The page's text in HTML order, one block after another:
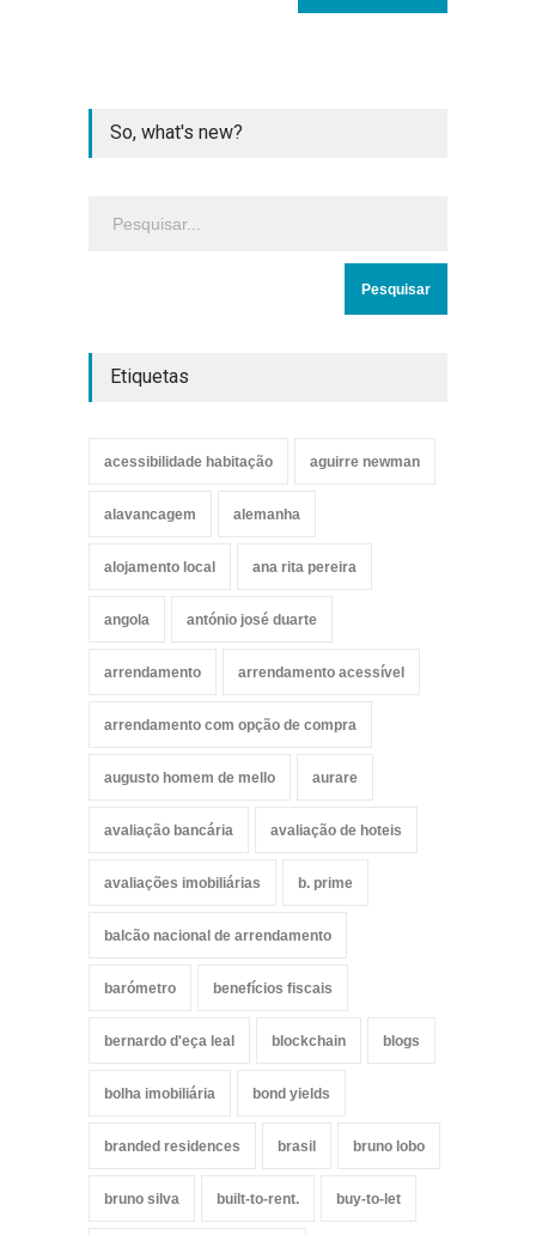
So, what's new?
Etiquetas
acessibilidade habitação aguirre newman
alavancagem alemanha
alojamento local ana rita pereira
angola antónio josé duarte
arrendamento arrendamento acessível
arrendamento com opção de compra
augusto homem de mello aurare
avaliação bancária avaliação de hoteis
avaliações imobiliárias b. prime
balcão nacional de arrendamento
barómetro benefícios fiscais
bernardo d'eça leal blockchain blogs
bolha imobiliária bond yields
branded residences brasil bruno lobo
bruno silva built-to-rent. buy-to-let